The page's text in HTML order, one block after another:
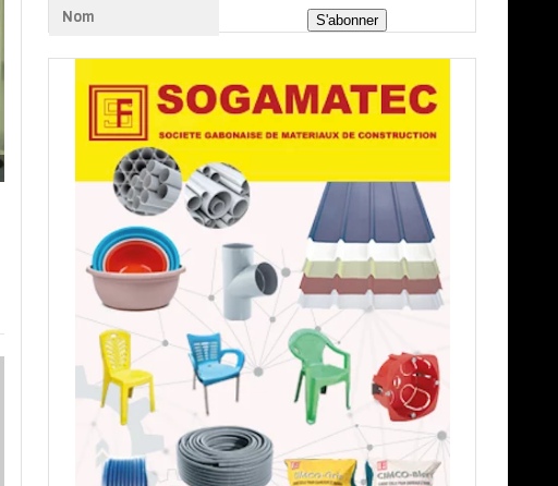
S'abonner